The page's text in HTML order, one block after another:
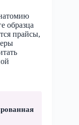
образца
прайсы,